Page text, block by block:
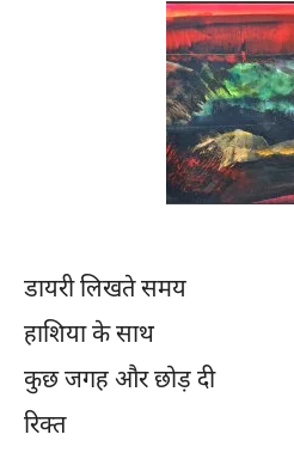
डायरी लिखते समय
हाशिया के साथ
कुछ जगह और छोड़ दी
रिक्त